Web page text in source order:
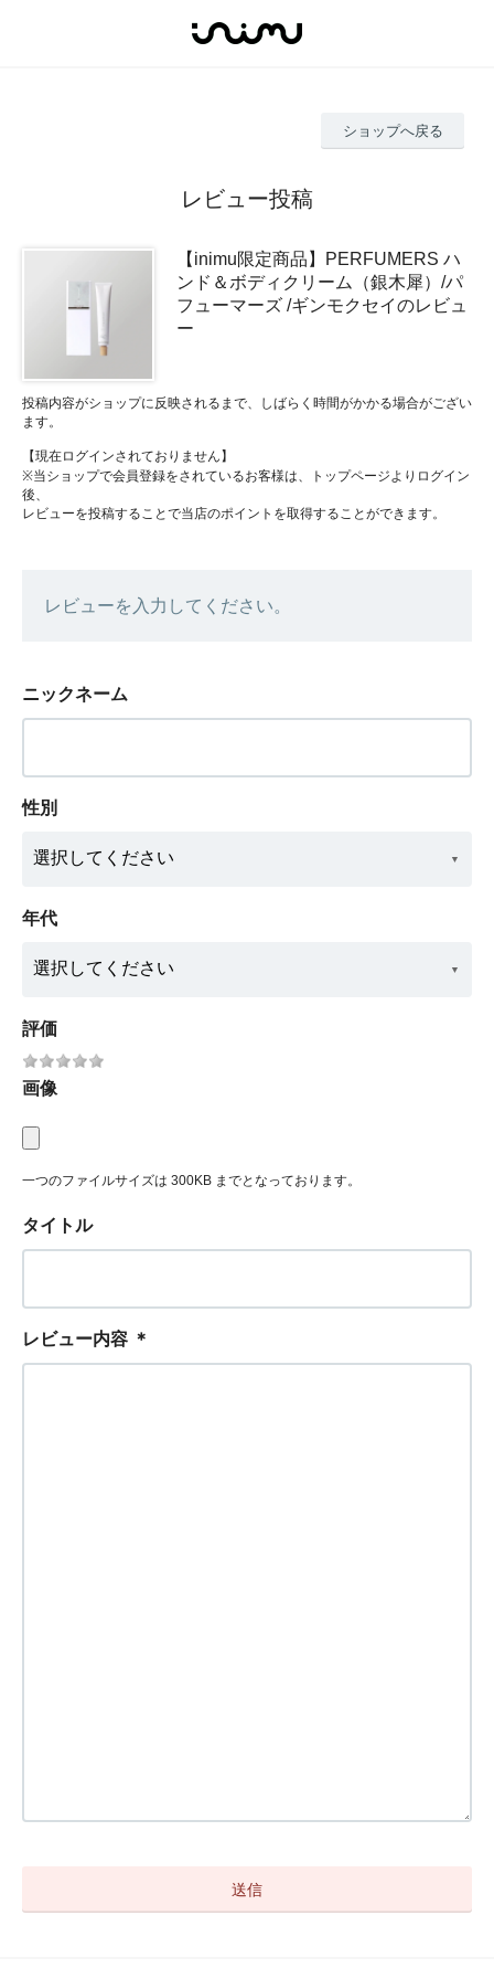
ショップへ戻る
レビュー投稿
【inimu限定商品】PERFUMERS ハ
ンド＆ボディクリーム（銀木犀）/パ
フューマーズ /ギンモクセイのレビュ
ー
投稿内容がショップに反映されるまで、しばらく時間がかかる場合がござい
ます。
【現在ログインされておりません】
※当ショップで会員登録をされているお客様は、トップページよりログイン
後、
レビューを投稿することで当店のポイントを取得することができます。
レビューを入力してください。
ニックネーム
性別
年代
評価
画像
一つのファイルサイズは 300KB までとなっております。
タイトル
レビュー内容 ＊